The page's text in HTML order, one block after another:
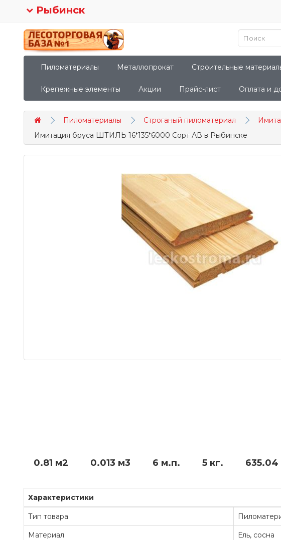
Рыбинск
Пиломатериалы Металлопрокат Строительные
Крепежные элементы Акции Прайс-лист Оплата и
Пиломатериалы Строганый пиломатериал
Имитация бруса ШТИЛЬ 16*135*6000 Сорт АВ в Рыбинске
0.81 м2 0.013 м3 6 м.п. 5 кг. 635.04
Характеристики
Тип товара
Материал Ель, сосна